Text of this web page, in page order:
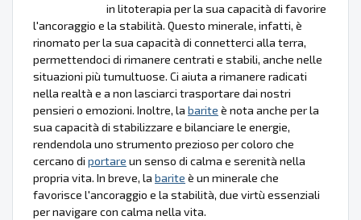
in litoterapia per la sua capacità di favorire
l'ancoraggio e la stabilità. Questo minerale, infatti, è
rinomato per la sua capacità di connetterci alla terra,
permettendoci di rimanere centrati e stabili, anche nelle
situazioni più tumultuose. Ci aiuta a rimanere radicati
nella realtà e a non lasciarci trasportare dai nostri
pensieri o emozioni. Inoltre, la barite è nota anche per la
sua capacità di stabilizzare e bilanciare le energie,
rendendola uno strumento prezioso per coloro che
cercano di portare un senso di calma e serenità nella
propria vita. In breve, la barite è un minerale che
favorisce l'ancoraggio e la stabilità, due virtù essenziali
per navigare con calma nella vita.